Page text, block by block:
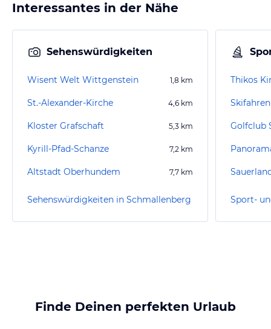
Interessantes in der Nähe
Sehenswürdigkeiten
Wisent Welt Wittgenstein 1,8 km
St.-Alexander-Kirche 4,6 km
Kloster Grafschaft 5,3 km
Kyrill-Pfad-Schanze 7,2 km
Altstadt Oberhundem 7,7 km
Sehenswürdigkeiten in Schmallenberg
Thikos
Skifahren
Golfclub
Finde Deinen perfekten Urlaub